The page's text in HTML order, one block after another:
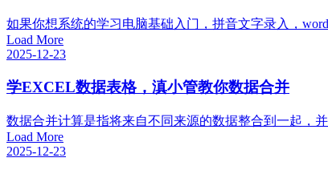
如果你想系统的学习电脑基础入门，拼音文字录入，
Load More
2025-12-23
学EXCEL数据表格，滇小管教你数据合并
数据合并计算是指将来自不同来源的数据整合到一起，
Load More
2025-12-23